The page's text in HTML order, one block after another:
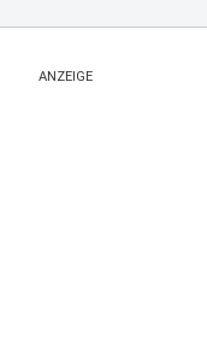
ANZEIGE